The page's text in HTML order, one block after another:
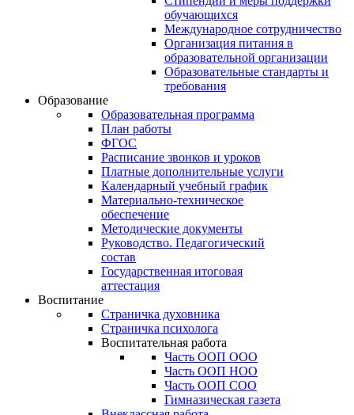
обучающихся
Международное сотрудничество
Организация питания в
образовательной организации
Образовательные стандарты и
требования
Образование
Образовательная программа
План работы
ФГОС
Расписание звонков и уроков
Платные дополнительные услуги
Календарный учебный график
Материально-техническое
обеспечение
Методические документы
Руководство. Педагогический
состав
Государственная итоговая
аттестация
Воспитание
Страничка духовника
Страничка психолога
Воспитательная работа
Часть ООП ООО
Часть ООП НОО
Часть ООП СОО
Гимназическая газета